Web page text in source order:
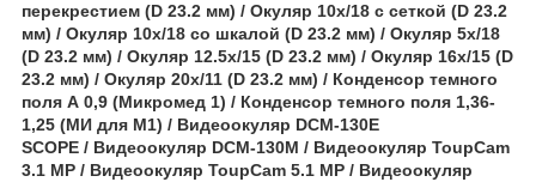
перекрестием (D 23.2 мм) / Окуляр 10x/18 с сеткой (D 23.2
мм) / Окуляр 10x/18 со шкалой (D 23.2 мм) / Окуляр 5х/18
(D 23.2 мм) / Окуляр 12.5х/15 (D 23.2 мм) / Окуляр 16х/15 (D
23.2 мм) / Окуляр 20х/11 (D 23.2 мм) / Конденсор темного
поля А 0,9 (Микромед 1) / Конденсор темного поля 1,36-
1,25 (МИ для М1) / Видеоокуляр DCM-130E
SCOPE / Видеоокуляр DCM-130M / Видеоокуляр ToupCam
3.1 MP / Видеоокуляр ToupCam 5.1 MP / Видеоокуляр